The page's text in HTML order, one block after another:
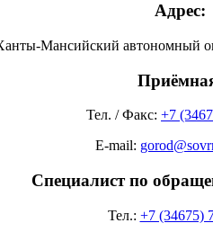
Адрес:
Мансийский автономный
Тел. / Факс: +7
E-mail:
Специалист по
Тел.: +7 (34675)